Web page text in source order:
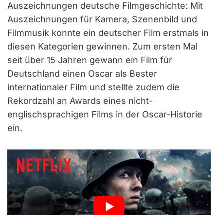
Auszeichnungen deutsche Filmgeschichte: Mit
Auszeichnungen für Kamera, Szenenbild und
Filmmusik konnte ein deutscher Film erstmals in
diesen Kategorien gewinnen. Zum ersten Mal
seit über 15 Jahren gewann ein Film für
Deutschland einen Oscar als Bester
internationaler Film und stellte zudem die
Rekordzahl an Awards eines nicht-
englischsprachigen Films in der Oscar-Historie
ein.